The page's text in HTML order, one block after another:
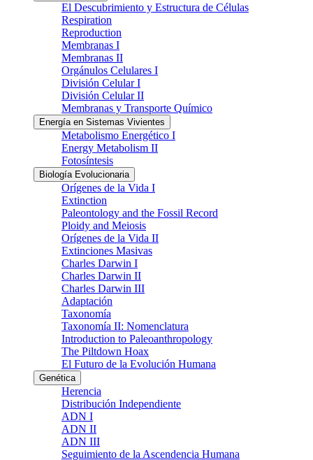
El Descubrimiento y Estructura de Células
Respiration
Reproduction
Membranas I
Membranas II
Orgánulos Celulares I
División Celular I
División Celular II
Membranas y Transporte Químico
Energía en Sistemas Vivientes
Metabolismo Energético I
Energy Metabolism II
Fotosíntesis
Biología Evolucionaria
Orígenes de la Vida I
Extinction
Paleontology and the Fossil Record
Ploidy and Meiosis
Orígenes de la Vida II
Extinciones Masivas
Charles Darwin I
Charles Darwin II
Charles Darwin III
Adaptación
Taxonomía
Taxonomía II: Nomenclatura
Introduction to Paleoanthropology
The Piltdown Hoax
El Futuro de la Evolución Humana
Genética
Herencia
Distribución Independiente
ADN I
ADN II
ADN III
Seguimiento de la Ascendencia Humana